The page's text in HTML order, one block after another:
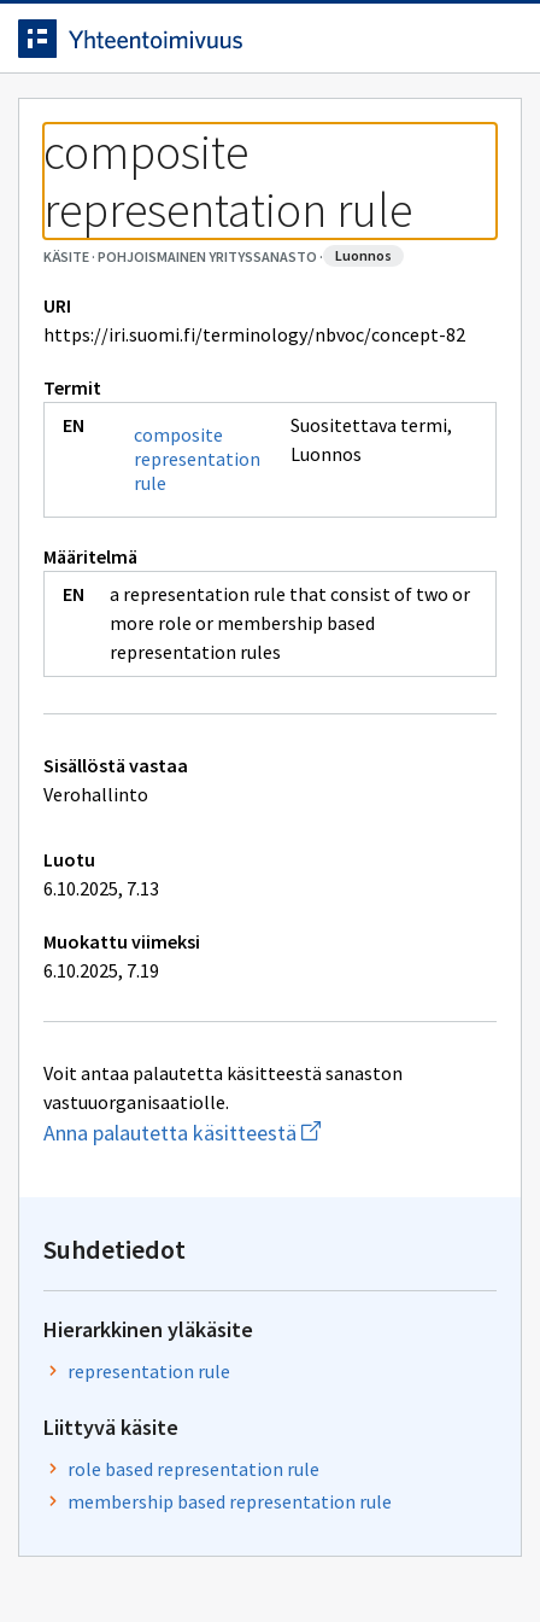
Siirrytty
sivulle
Siirry suoraan sisältöön.
composite
representation rule
KÄSITE· POHJOISMAINEN YRITYSSANASTO · luonnos
URI
https://iri.suomi.fi/terminology/nbvoc/concept-82
Termit
composite
representation
rule
Suositettava termi,
Luonnos
Määritelmä
a representation rule that consist of two or
more role or membership based
representation rules
Tekniset
lisätiedot
Sisällöstä vastaa
Verohallinto
Luotu
6.10.2025, 7.13
Muokattu viimeksi
6.10.2025, 7.19
Voit antaa palautetta käsitteestä sanaston
vastuuorganisaatiolle.
Anna palautetta käsitteestä Aloita
uuden
Suhdetiedot
Hierarkkinen yläkäsite
representation rule
Liittyvä käsite
role based representation rule
membership based representation rule